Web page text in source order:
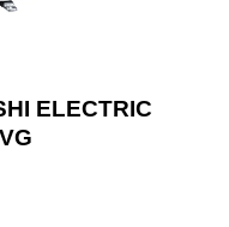
ELECTRIC